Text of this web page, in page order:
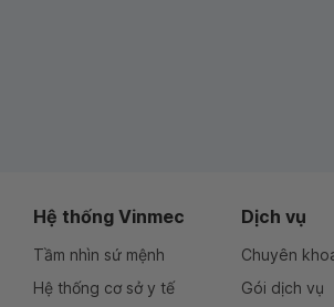
Hệ thống Vinmec
Tầm nhìn sứ mệnh
Hệ thống cơ sở y tế
Dịch vụ
Chuyên
Gói dịch vụ